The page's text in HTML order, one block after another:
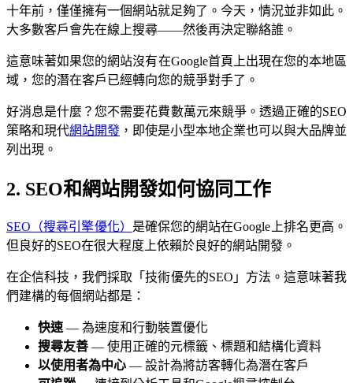
十年前，僅僅擁有一個網站就足夠了。今天，情況並非如此。
大多數客戶會先在線上搜尋——然後再決定聯絡誰。
這意味著如果您的網站沒有在Google首頁上出現在您的本地區
域，您的潛在客戶已經轉向您的競爭對手了。
好消息是什麼？您不需要花費數萬元來競爭。透過正確的SEO
策略和現代網站開發 ，即使是小型本地企業也可以與大品牌並
列出現。
2. SEO和網站開發如何協同工作
SEO（搜尋引擎優化） 是確保您的網站在Google上排名更高。
但良好的SEO在很大程度上依賴於良好的網站開發。
在企信科技，我們採取「技術優先的SEO」方法。這意味著我
們建構的每個網站都是：
快速— 為速度和行動裝置優化
搜尋友善 — 使用正確的元標籤、標題和結構化資料
以使用者為中心 — 設計為將訪客轉化為潛在客戶